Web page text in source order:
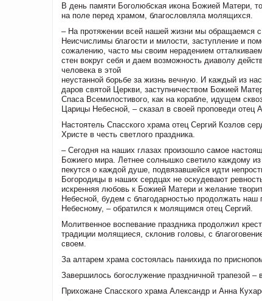
В день памяти Боголюбская икона Божией Матери,
на поле перед храмом, благословляла молящихся.
– На протяжении всей нашей жизни мы обращаемся
Неисчислимы благости и милости, заступление и
сожалению, часто мы своим нерадением
стен вокруг себя и даем возможность диаволу
человека в этой
неустанной борьбе за жизнь вечную. И каждый из
даров святой Церкви, заступничеством Божией
Спаса Всемилостивого, как на корабле, идущем
Царицы Небесной, – сказал в своей проповеди отец
Настоятель Спасского храма отец Сергий Козлов
Христе в честь светлого праздника.
– Сегодня на наших глазах произошло самое
Божиего мира. Летнее солнышко светило каждому
пекутся о каждой душе, подвязавшейся идти
Богородицы в наших сердцах не оскудевают
искренняя любовь к Божией Матери и желание
Небесной, будем с благодарностью продолжать
Небесному, – обратился к молящимся отец Сергий.
Молитвенное воспевание праздника продолжил
традиции молящиеся, склонив головы, с
своем.
За алтарем храма состоялась панихида по
Завершилось богослужение праздничной трапезой
Прихожане Спасского храма Александр и Анна